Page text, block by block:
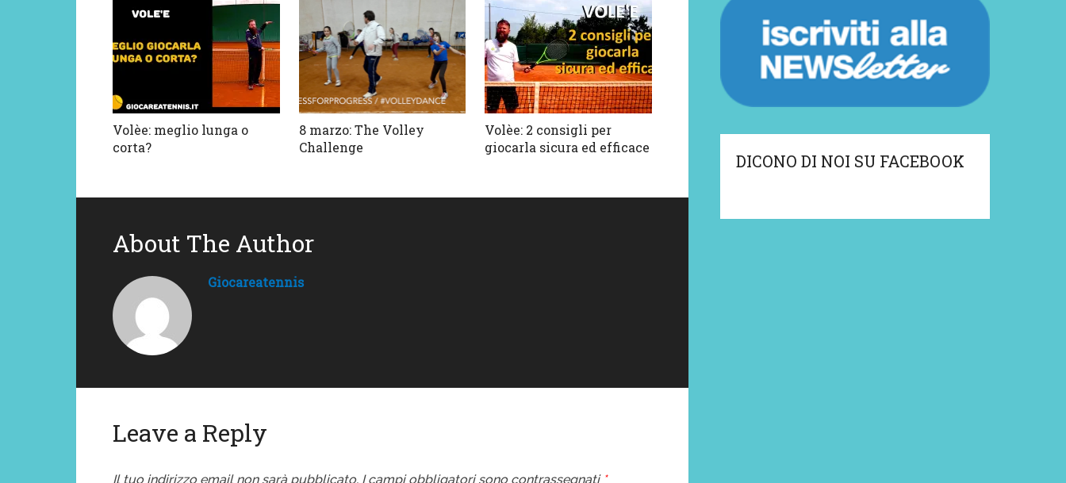
Volèe: meglio lunga o
corta?
8 marzo: The Volley
Challenge
Volèe: 2 consigli per
giocarla sicura ed efficace
About The Author
Giocareatennis
Leave a Reply
Il tuo indirizzo email non sarà pubblicato. I campi obbligatori sono contrassegnati *
DICONO DI NOI SU FACEBOOK